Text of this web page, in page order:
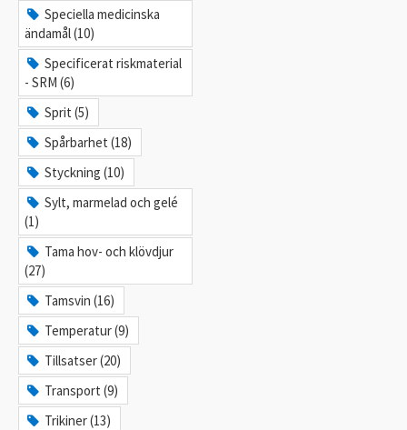
Speciella medicinska
ändamål (10)
Specificerat riskmaterial
- SRM (6)
Sprit (5)
Spårbarhet (18)
Styckning (10)
Sylt, marmelad och gelé
(1)
Tama hov- och klövdjur
(27)
Tamsvin (16)
Temperatur (9)
Tillsatser (20)
Transport (9)
Trikiner (13)